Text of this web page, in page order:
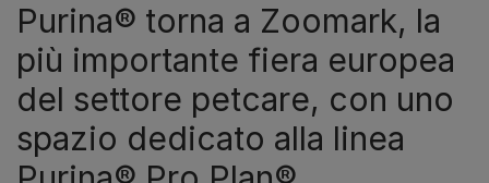
Purina® torna a Zoomark, la
più importante fiera europea
del settore petcare, con uno
spazio dedicato alla linea